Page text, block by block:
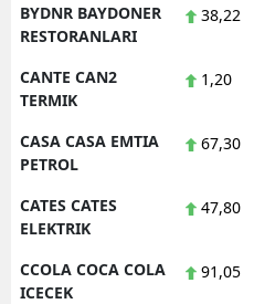
BYDNR BAYDONER
RESTORANLARI
38,22
CANTE CAN2
TERMIK
1,20
CASA CASA EMTIA
PETROL
67,30
CATES CATES
ELEKTRIK
47,80
CCOLA COCA COLA
ICECEK
91,05